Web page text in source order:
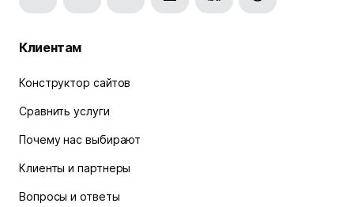
Клиентам
Конструктор сайтов
Сравнить услуги
Почему нас выбирают
Клиенты и партнеры
Вопросы и ответы